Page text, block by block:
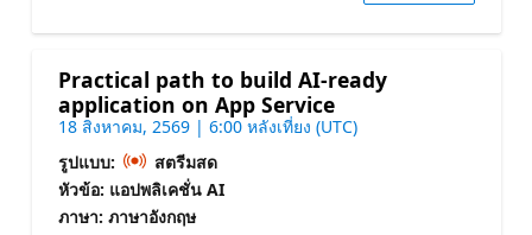
Practical path to build AI-ready
application on App Service
18 สิงหาคม, 2569 | 6:00 หลังเที่ยง (UTC)
รูปแบบ:
สตรีมสด
หัวข้อ: แอปพลิเคชั่น AI
ภาษา: ภาษาอังกฤษ